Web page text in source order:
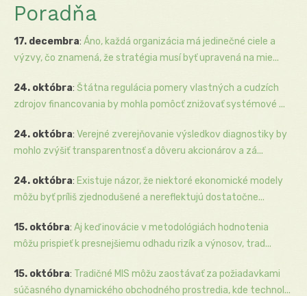
Poradňa
17. decembra: Áno, každá organizácia má jedinečné ciele a
výzvy, čo znamená, že stratégia musí byť upravená na mie...
24. októbra: Štátna regulácia pomery vlastných a cudzích
zdrojov financovania by mohla pomôcť znižovať systémové ...
24. októbra: Verejné zverejňovanie výsledkov diagnostiky by
mohlo zvýšiť transparentnosť a dôveru akcionárov a zá...
24. októbra: Existuje názor, že niektoré ekonomické modely
môžu byť príliš zjednodušené a nereflektujú dostatočne...
15. októbra: Aj keď inovácie v metodológiách hodnotenia
môžu prispieť k presnejšiemu odhadu rizík a výnosov, trad...
15. októbra: Tradičné MIS môžu zaostávať za požiadavkami
súčasného dynamického obchodného prostredia, kde technol...